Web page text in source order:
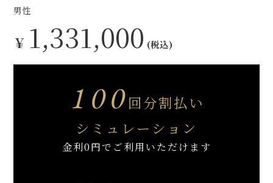
男性
￥ 1,331,000 (税込)
100回分割払い
シミュレーション
金利0円でご利用いただけます